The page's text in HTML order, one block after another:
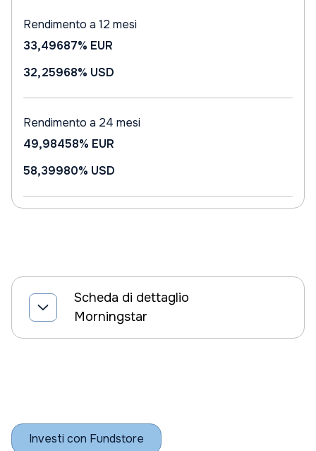
Rendimento a 12 mesi
33,49687% EUR
32,25968% USD
Rendimento a 24 mesi
49,98458% EUR
58,39980% USD
Scheda di dettaglio
Morningstar
Investi con Fundstore